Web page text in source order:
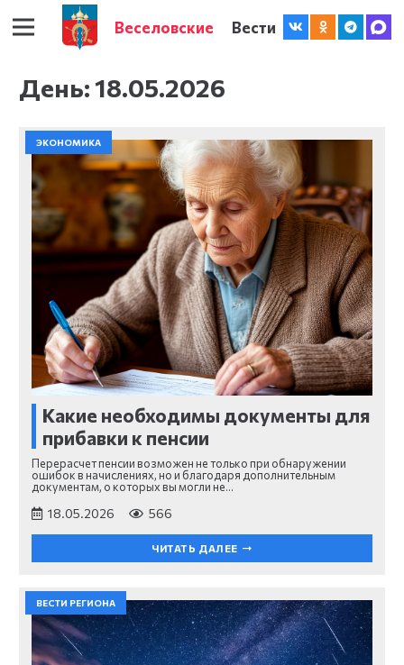
Веселовские Вести
День:18.05.2026
ЭКОНОМИКА
Какие необходимы документы для
прибавки к пенсии
Перерасчет пенсии возможен не только при обнаружении
ошибок в начислениях, но и благодаря дополнительным
документам, о которых вы могли не…
18.05.2026 566
ЧИТАТЬ ДАЛЕЕ
ВЕСТИ РЕГИОНА